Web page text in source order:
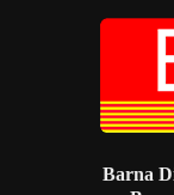
Barna